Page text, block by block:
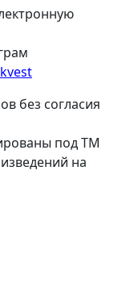
без согласия
под ТМ
на